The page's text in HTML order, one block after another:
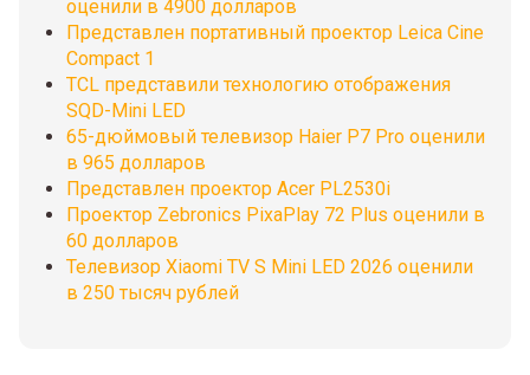
оценили в 4900 долларов
Представлен портативный проектор Leica Cine
Compact 1
TCL представили технологию отображения
SQD-Mini LED
65-дюймовый телевизор Haier P7 Pro оценили
в 965 долларов
Представлен проектор Acer PL2530i
Проектор Zebronics PixaPlay 72 Plus оценили в
60 долларов
Телевизор Xiaomi TV S Mini LED 2026 оценили
в 250 тысяч рублей